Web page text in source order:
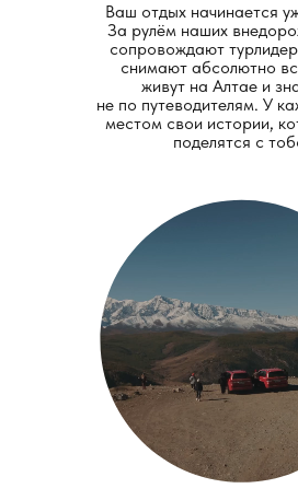
Ваш отдых начинается
За рулём наших
сопровождают
снимают абсолютно
живут на Алтае и
не по путеводителям. У
местом свои истории,
поделятся с